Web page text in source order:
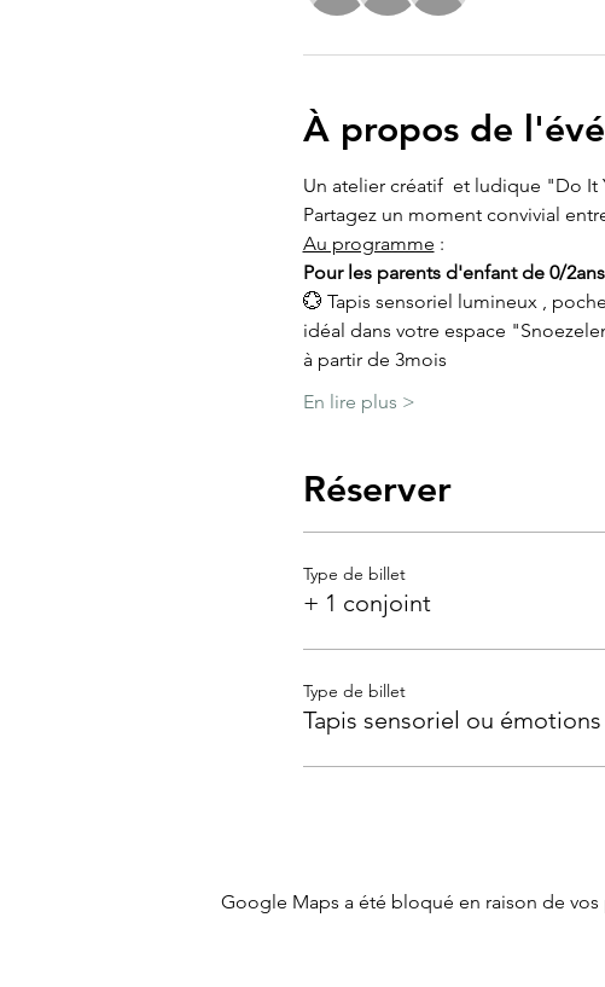
À propos de
Un atelier créatif  et ludique "Do It
Partagez un moment convivial
Au programme :
Pour les parents d'enfant de 0/2ans
💮 Tapis sensoriel lumineux ,
idéal dans votre espace
à partir de 3mois
En lire plus >
Réserver
Type de billet
+ 1 conjoint
Type de billet
Tapis sensoriel ou émotions
Google Maps a été bloqué en raison de